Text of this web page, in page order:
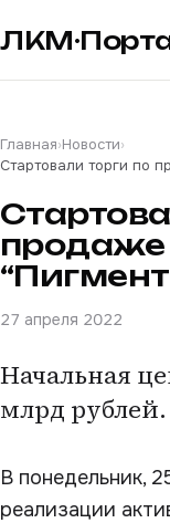
Главная›Новости›
Стартовали торги по
27 апреля 2022
Начальная
млрд рублей.
В понедельник,
реализации